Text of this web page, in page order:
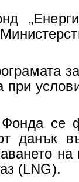
при
се
данък
на
(LNG).